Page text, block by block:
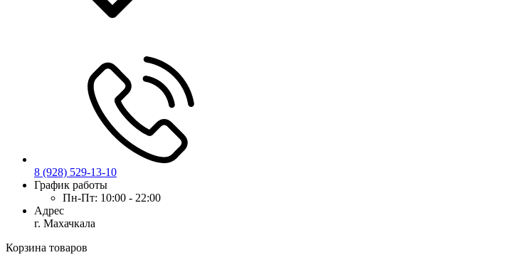
8 (928) 529-13-10
График работы
Пн-Пт: 10:00 - 22:00
Адрес
г. Махачкала
Корзина товаров